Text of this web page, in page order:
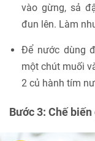
vào gừng, sả
đun lên. Làm
Để nước dùng
một chút muối
2 củ hành tím
Bước 3: Chế biến